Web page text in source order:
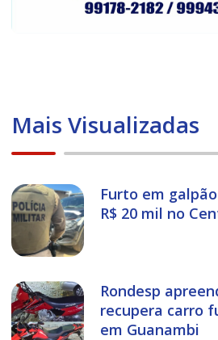
Mais Visualizadas
Furto em
R$ 20 mil no
Rondesp
recupera carro
em Guanambi